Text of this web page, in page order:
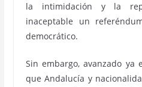
la intimidación y la
inaceptable un
democrático.
Sin embargo, avanzado ya
que Andalucía y